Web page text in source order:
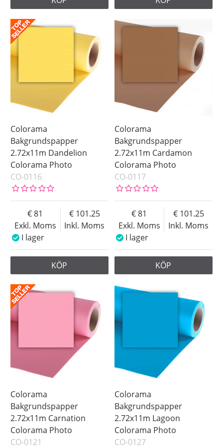
Colorama
Bakgrundspapper
2.72x11m Dandelion
Colorama Photo
CO-0116
Exkl. Moms
81
Inkl. Moms
101.25
I lager
KÖP
Colorama
Bakgrundspapper
2.72x11m Cardamon
Colorama Photo
CO-0117
Exkl. Moms
81
Inkl. Moms
101.25
I lager
KÖP
Colorama
Bakgrundspapper
2.72x11m Carnation
Colorama Photo
CO-0121
Colorama
Bakgrundspapper
2.72x11m Lagoon
Colorama Photo
CO-0127